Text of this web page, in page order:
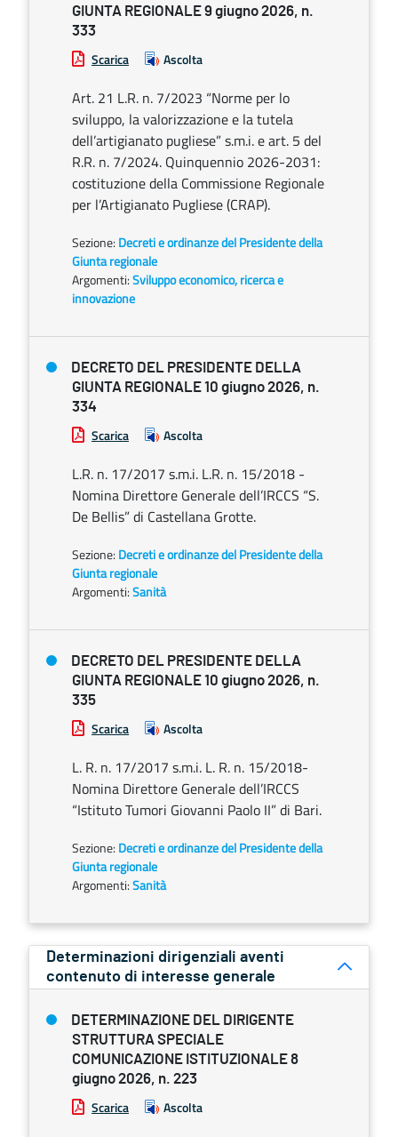
GIUNTA REGIONALE 9 giugno 2026, n.
333
Scarica Ascolta
Art. 21 L.R. n. 7/2023 “Norme per lo
sviluppo, la valorizzazione e la tutela
dell’artigianato pugliese” s.m.i. e art. 5 del
R.R. n. 7/2024. Quinquennio 2026-2031:
costituzione della Commissione Regionale
per l’Artigianato Pugliese (CRAP).
Sezione: Decreti e ordinanze del Presidente della
Giunta regionale
Argomenti:Sviluppo economico, ricerca e
innovazione
DECRETO DEL PRESIDENTE DELLA
GIUNTA REGIONALE 10 giugno 2026, n.
334
Scarica Ascolta
L.R. n. 17/2017 s.m.i. L.R. n. 15/2018 -
Nomina Direttore Generale dell’IRCCS “S.
De Bellis” di Castellana Grotte.
Sezione: Decreti e ordinanze del Presidente della
Giunta regionale
Argomenti:Sanità
DECRETO DEL PRESIDENTE DELLA
GIUNTA REGIONALE 10 giugno 2026, n.
335
Scarica Ascolta
L. R. n. 17/2017 s.m.i. L. R. n. 15/2018-
Nomina Direttore Generale dell’IRCCS
“Istituto Tumori Giovanni Paolo II” di Bari.
Sezione: Decreti e ordinanze del Presidente della
Giunta regionale
Argomenti:Sanità
Determinazioni dirigenziali aventi
contenuto di interesse generale
DETERMINAZIONE DEL DIRIGENTE
STRUTTURA SPECIALE
COMUNICAZIONE ISTITUZIONALE 8
giugno 2026, n. 223
Scarica Ascolta